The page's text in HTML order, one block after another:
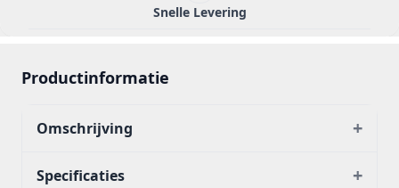
Snelle Levering
Productinformatie
Omschrijving +
Specificaties +